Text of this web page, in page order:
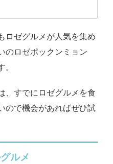
ロゼグルメが人気を集め
のロゼポックンミョン
。
、すでにロゼグルメを食
ので機会があればぜひ試
ルメ